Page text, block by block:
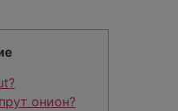
онион?